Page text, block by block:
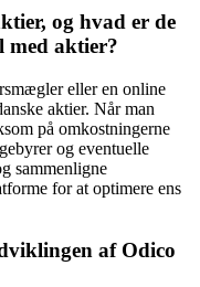
og hvad er de
med aktier?
eller en online
aktier. Når man
på omkostningerne
og eventuelle
sammenligne
for at optimere ens
af Odico